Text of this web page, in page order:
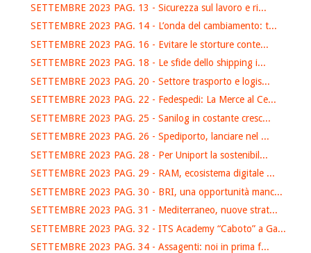
SETTEMBRE 2023 PAG. 13 - Sicurezza sul lavoro e ri...
SETTEMBRE 2023 PAG. 14 - L’onda del cambiamento: t...
SETTEMBRE 2023 PAG. 16 - Evitare le storture conte...
SETTEMBRE 2023 PAG. 18 - Le sfide dello shipping i...
SETTEMBRE 2023 PAG. 20 - Settore trasporto e logis...
SETTEMBRE 2023 PAG. 22 - Fedespedi: La Merce al Ce...
SETTEMBRE 2023 PAG. 25 - Sanilog in costante cresc...
SETTEMBRE 2023 PAG. 26 - Spediporto, lanciare nel ...
SETTEMBRE 2023 PAG. 28 - Per Uniport la sostenibil...
SETTEMBRE 2023 PAG. 29 - RAM, ecosistema digitale ...
SETTEMBRE 2023 PAG. 30 - BRI, una opportunità manc...
SETTEMBRE 2023 PAG. 31 - Mediterraneo, nuove strat...
SETTEMBRE 2023 PAG. 32 - ITS Academy “Caboto” a Ga...
SETTEMBRE 2023 PAG. 34 - Assagenti: noi in prima f...